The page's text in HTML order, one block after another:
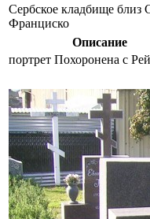
Сербское кладбище близ
Франциско
Описание
портрет Похоронена с